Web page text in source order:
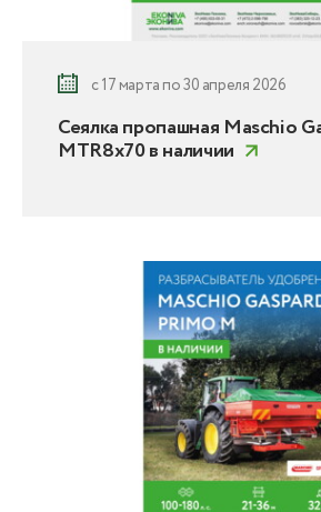
с 17 марта по 30 апреля 2026
Сеялка пропашная Maschio
MTR8x70 в наличии